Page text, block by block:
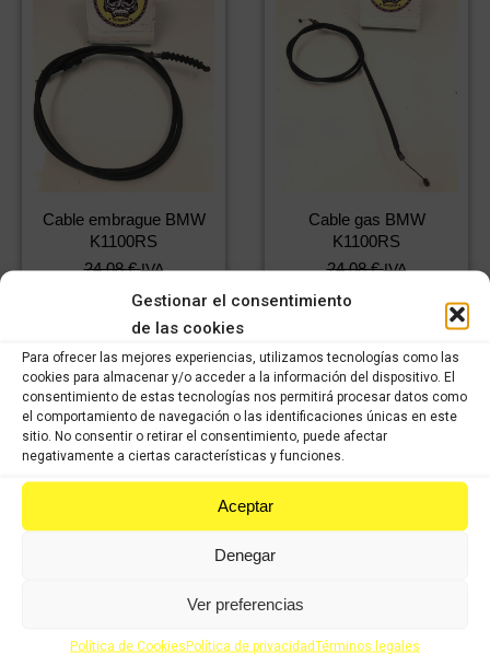
Gestionar el consentimiento
de las cookies
Para ofrecer las mejores experiencias, utilizamos tecnologías como las
cookies para almacenar y/o acceder a la información del dispositivo. El
consentimiento de estas tecnologías nos permitirá procesar datos como
el comportamiento de navegación o las identificaciones únicas en este
sitio. No consentir o retirar el consentimiento, puede afectar
negativamente a ciertas características y funciones.
Aceptar
Denegar
Ver preferencias
Política de CookiesPolítica de privacidadTérminos legales
Cable embrague BMW
K1100RS
24,08€ IVA
16,86
IVA
Comprar
Cable gas BMW
K1100RS
24,08€ IVA
incluido
Comprar